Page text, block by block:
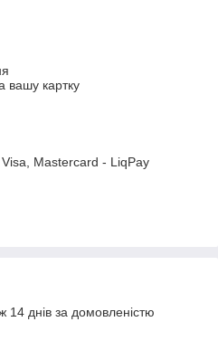
вашу картку
Mastercard - LiqPay
днів за домовленістю